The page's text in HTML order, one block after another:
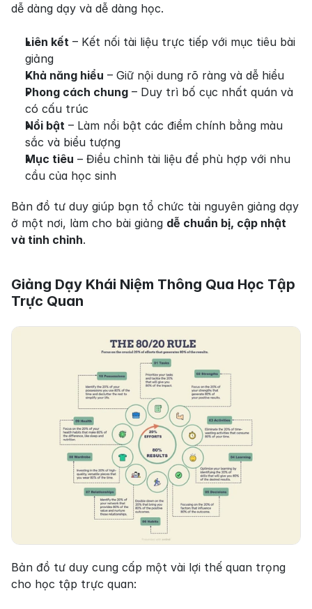
dễ dàng dạy và dễ dàng học.
Liên kết – Kết nối tài liệu trực tiếp với mục tiêu bài
giảng
Khả năng hiểu – Giữ nội dung rõ ràng và dễ hiểu
Phong cách chung – Duy trì bố cục nhất quán và
có cấu trúc
Nổi bật – Làm nổi bật các điểm chính bằng màu
sắc và biểu tượng
Mục tiêu – Điều chỉnh tài liệu để phù hợp với nhu
cầu của học sinh
Bản đồ tư duy giúp bạn tổ chức tài nguyên giảng dạy
ở một nơi, làm cho bài giảng dễ chuẩn bị, cập nhật
và tinh chỉnh.
Giảng Dạy Khái Niệm Thông Qua Học Tập
Trực Quan
Bản đồ tư duy cung cấp một vài lợi thế quan trọng
cho học tập trực quan: